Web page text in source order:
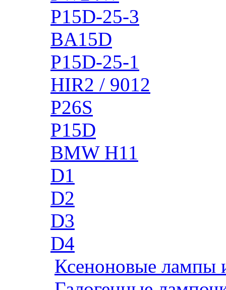
P15D-25-3
BA15D
P15D-25-1
HIR2 / 9012
P26S
P15D
BMW H11
D1
D2
D3
D4
Ксеноновые лампы